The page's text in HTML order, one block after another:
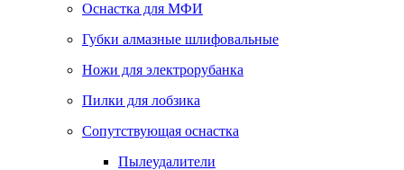
Оснастка для МФИ
Губки алмазные шлифовальные
Ножи для электрорубанка
Пилки для лобзика
Сопутствующая оснастка
Пылеудалители